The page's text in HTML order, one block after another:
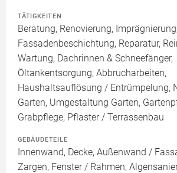
TÄTIGKEITEN
Beratung, Renovierung,
Fassadenbeschichtung, Reparatur,
Wartung, Dachrinnen & Schneefänger,
Öltankentsorgung, Abbrucharbeiten,
Haushaltsauflösung / Entrümpelung,
Garten, Umgestaltung Garten,
Grabpflege, Pflaster / Terrassenbau
GEBÄUDETEILE
Innenwand, Decke, Außenwand /
Zargen, Fenster / Rahmen,